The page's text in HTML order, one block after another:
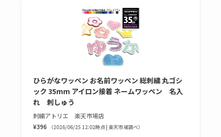
karseellはどこで売っ
てる？ロフトやハン
ズで買える？楽天や
amazonなど通販の販
売店も調査
エッセンシャルフラ
売ってるか・代替品
ひらがなワッペン お名前ワッペン 総刺繍 丸ゴシ
ック 35mm アイロン接着 ネームワッペン 名入
れ 刺しゅう
刺繍アトリエ 楽天市場店
¥396
（2026/06/25 12:02時点 | 楽天市場調べ）